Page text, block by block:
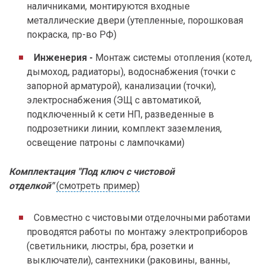
наличниками, монтируются входные
металлические двери (утепленные, порошковая
покраска, пр-во РФ)
Инженерия - Монтаж системы отопления (котел,
дымоход, радиаторы), водоснабжения (точки с
запорной арматурой), канализации (точки),
электроснабжения (ЭЩ с автоматикой,
подключенный к сети НП, разведенные в
подрозетники линии, комплект заземления,
освещение патроны с лампочками)
Комплектация "Под ключ с чистовой
отделкой" (смотреть пример)
Совместно с чистовыми отделочными работами
проводятся работы по монтажу электроприборов
(светильники, люстры, бра, розетки и
выключатели), сантехники (раковины, ванны,